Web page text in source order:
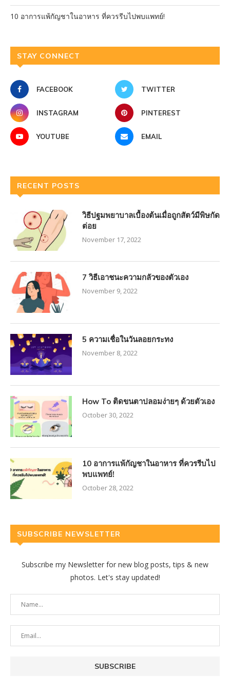
10 อาการแพ้กัญชาในอาหาร ที่ควรรีบไปพบแพทย์!
STAY CONNECT
FACEBOOK TWITTER
INSTAGRAM PINTEREST
YOUTUBE EMAIL
RECENT POSTS
วิธีปฐมพยาบาลเบื้องต้นเมื่อถูกสัตว์มีพิษกัด
ต่อย
November 17, 2022
7 วิธีเอาชนะความกลัวของตัวเอง
November 9, 2022
5 ความเชื่อในวันลอยกระทง
November 8, 2022
How To ติดขนตาปลอมง่ายๆ ด้วยตัวเอง
October 30, 2022
10 อาการแพ้กัญชาในอาหาร ที่ควรรีบไป
พบแพทย์!
October 28, 2022
SUBSCRIBE NEWSLETTER
Subscribe my Newsletter for new blog posts, tips & new
photos. Let's stay updated!